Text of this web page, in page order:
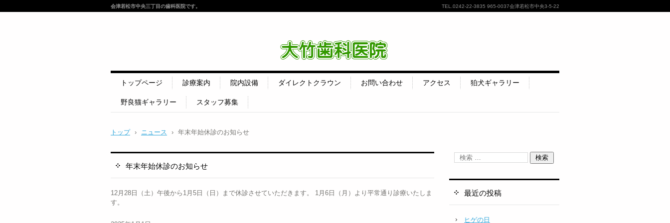
会津若松市中央三丁目の歯科医院です。 TEL. 0242-22-3835 965-0037会津若松市中央3-5-22
トップページ 診療案内 院内設備 ダイレクトクラウン お問い合わせ アクセス 狛犬ギャラリー
野良猫ギャラリー スタッフ募集
トップ › ニュース › 年末年始休診のお知らせ
年末年始休診のお知らせ
12月28日（土）午後から1月5日（日）まで休診させていただきます。 1月6日（月）より平常通り診療いたしま
す。
最近の投稿
ヒゲの日